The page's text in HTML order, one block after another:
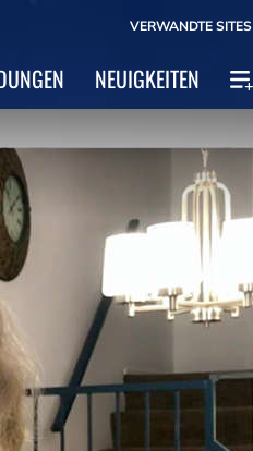
VERWANDTE SITES
NEUIGKEITEN